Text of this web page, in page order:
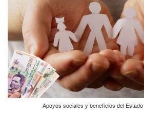
Apoyos sociales y beneficios del